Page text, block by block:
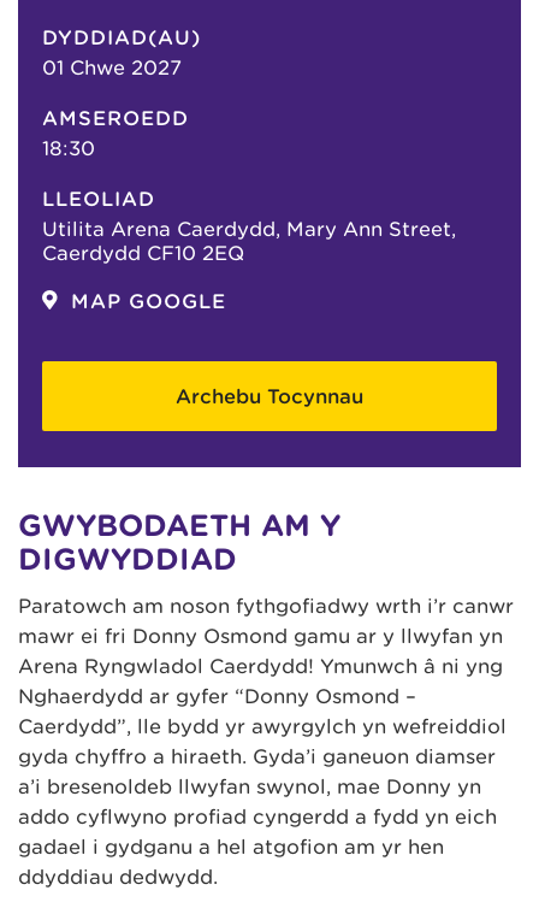
DYDDIAD(AU)
01 Chwe 2027
AMSEROEDD
18:30
LLEOLIAD
Utilita Arena Caerdydd, Mary Ann Street,
Caerdydd CF10 2EQ
MAP GOOGLE
Archebu Tocynnau
GWYBODAETH AM Y
DIGWYDDIAD
Paratowch am noson fythgofiadwy wrth i’r canwr
mawr ei fri Donny Osmond gamu ar y llwyfan yn
Arena Ryngwladol Caerdydd! Ymunwch â ni yng
Nghaerdydd ar gyfer “Donny Osmond –
Caerdydd”, lle bydd yr awyrgylch yn wefreiddiol
gyda chyffro a hiraeth. Gyda’i ganeuon diamser
a’i bresenoldeb llwyfan swynol, mae Donny yn
addo cyflwyno profiad cyngerdd a fydd yn eich
gadael i gydganu a hel atgofion am yr hen
ddyddiau dedwydd.